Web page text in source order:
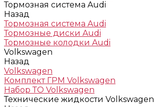
Тормозная система Audi
Назад
Тормозная система Audi
Тормозные диски Audi
Тормозные колодки Audi
Volkswagen
Назад
Volkswagen
Комплект ГРМ Volkswagen
Набор ТО Volkswagen
Технические жидкости Volkswagen